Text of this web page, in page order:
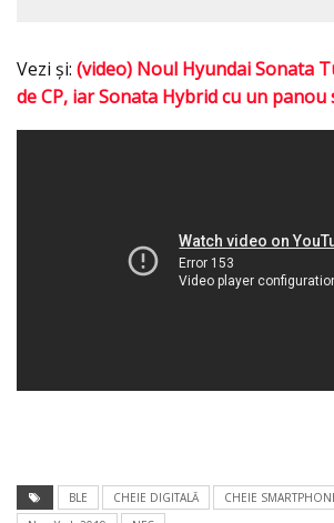
Vezi şi: (video) Noul Hyundai Sonata
de CP, iar Sonata Hybrid cu un
BLE CHEIE DIGITALĂ CHEIE